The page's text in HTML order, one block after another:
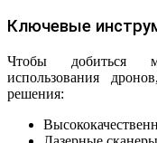
Ключевые
Чтобы добиться
использования
решения: